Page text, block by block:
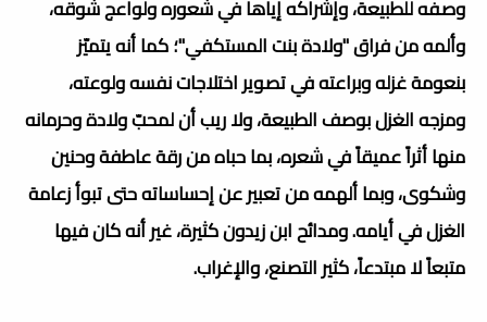
وصفه للطبيعة، وإشراكه إياها في شعوره ولواعج شوقه،
وألمه من فراق "ولادة بنت المستكفي"؛ كما أنه يتميّز
بنعومة غزله وبراعته في تصوير اختلاجات نفسه ولوعته،
ومزجه الغزل بوصف الطبيعة، ولا ريب أن لمحبّ ولادة وحرمانه
منها أثراً عميقاً في شعره، بما حباه من رقة عاطفة وحنين
وشكوى، وبما ألهمه من تعبير عن إحساساته حتى تبوأ زعامة
الغزل في أيامه. ومدائح ابن زيدون كثيرة، غير أنه كان فيها
متبعاً لا مبتدعاً، كثير التصنع، والإغراب.